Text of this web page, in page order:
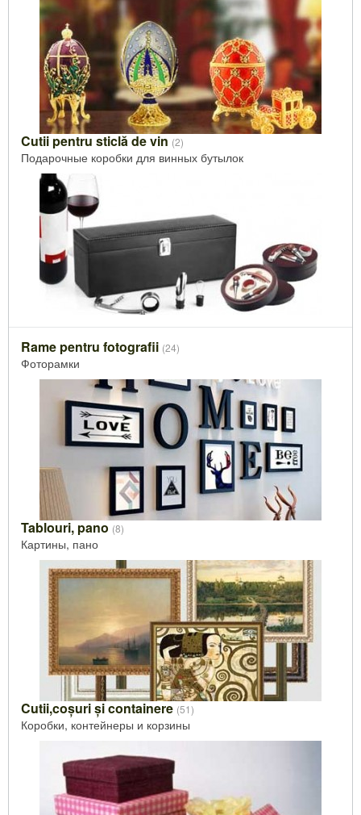
Cutii pentru sticlă de vin (2)
Подарочные коробки для винных бутылок
Rame pentru fotografii (24)
Фоторамки
Tablouri, pano (8)
Картины, пано
Cutii,coșuri și containere (51)
Коробки, контейнеры и корзины